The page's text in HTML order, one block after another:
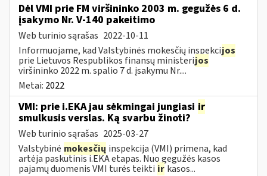
Dėl VMI prie FM viršininko 2003 m. gegužės 6 d.
įsakymo Nr. V-140 pakeitimo
Web turinio sąrašas 2022-10-11
Informuojame, kad Valstybinės mokesčių inspekcijos
prie Lietuvos Respublikos finansų ministerijos
viršininko 2022 m. spalio 7 d. įsakymu Nr....
Metai: 2022
VMI: prie i.EKA jau sėkmingai jungiasi ir
smulkusis verslas. Ką svarbu žinoti?
Web turinio sąrašas 2025-03-27
Valstybinė mokesčių inspekcija (VMI) primena, kad
artėja paskutinis i.EKA etapas. Nuo gegužės kasos
pajamų duomenis VMI turės teikti ir kasos...